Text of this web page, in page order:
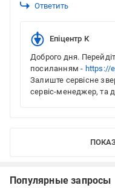
Ответить
Епіцентр К
Доброго дня.
посиланням - https://
Залиште сервісне
сервіс-менеджер, та
Популярные запросы